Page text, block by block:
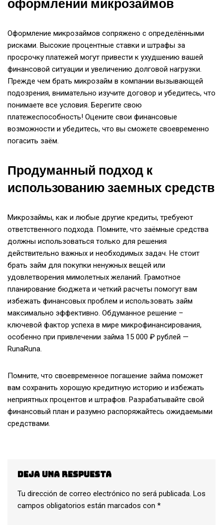
оформлении микрозаймов
Оформление микрозаймов сопряжено с определёнными
рисками. Высокие процентные ставки и штрафы за
просрочку платежей могут привести к ухудшению вашей
финансовой ситуации и увеличению долговой нагрузки.
Прежде чем брать микрозайм в компании вызывающей
подозрения, внимательно изучите договор и убедитесь, что
понимаете все условия. Берегите свою
платежеспособность! Оцените свои финансовые
возможности и убедитесь, что вы сможете своевременно
погасить заём.
Продуманный подход к
использованию заемных средств
Микрозаймы, как и любые другие кредиты, требуеют
ответственного подхода. Помните, что заёмные средства
должны использоваться только для решения
действительно важных и необходимых задач. Не стоит
брать займ для покупки ненужных вещей или
удовлетворения мимолетных желаний. Грамотное
планирование бюджета и четкий расчеты помогут вам
избежать финансовых проблем и использовать займ
максимально эффективно. Обдуманное решение –
ключевой фактор успеха в мире микрофинансирования,
особенно при привлечении займа 15 000 ₽ рублей —
RunaRuna.
Помните, что своевременное погашение займа поможет
вам сохранить хорошую кредитную историю и избежать
неприятных процентов и штрафов. Разрабатывайте свой
финансовый план и разумно распоряжайтесь ожидаемыми
средствами.
Deja una respuesta
Tu dirección de correo electrónico no será publicada. Los
campos obligatorios están marcados con *